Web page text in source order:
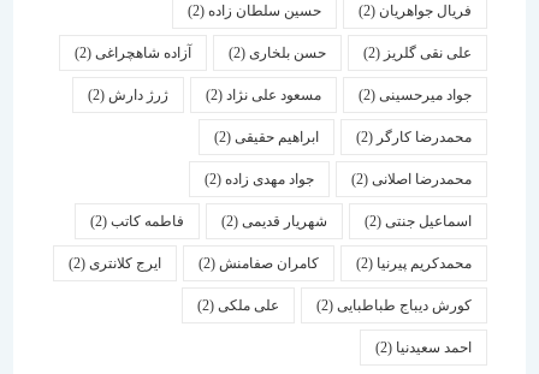
فریال جواهریان(2) حسین سلطان زاده(2)
علی نقی گلریز(2) حسن بلخاری(2) آزاده شاهچراغی(2)
جواد میرحسینی(2) مسعود علی نژاد(2) ژرژ دارش (2)
محمدرضا کارگر(2) ابراهیم حقیقی(2)
محمدرضا اصلانی(2) جواد مهدی زاده(2)
اسماعیل جنتی(2) شهریار قدیمی(2) فاطمه کاتب(2)
محمدکریم پیرنیا (2) کامران صفامنش(2) ایرج کلانتری (2)
کورش دیباج طباطبایی(2) علی ملکی(2)
احمد سعیدنیا (2)